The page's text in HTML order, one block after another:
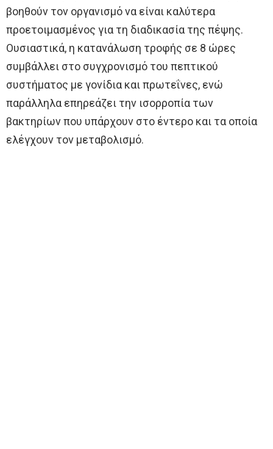
βοηθούν τον οργανισμό να είναι καλύτερα
προετοιμασμένος για τη διαδικασία της πέψης.
Ουσιαστικά, η κατανάλωση τροφής σε 8 ώρες
συμβάλλει στο συγχρονισμό του πεπτικού
συστήματος με γονίδια και πρωτεΐνες, ενώ
παράλληλα επηρεάζει την ισορροπία των
βακτηρίων που υπάρχουν στο έντερο και τα οποία
ελέγχουν τον μεταβολισμό.